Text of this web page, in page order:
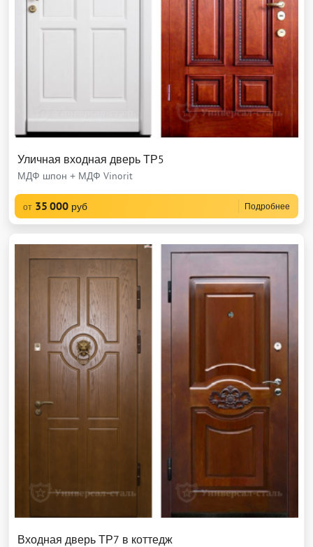
Уличная входная дверь ТР5
МДФ шпон + МДФ Vinorit
от 35 000 руб Подробнее
Входная дверь ТР7 в коттедж